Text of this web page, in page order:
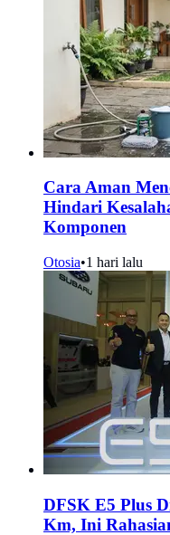
Cara Aman
Hindari
Komponen
Otosia•1 hari lalu
DFSK E5 Plus
Km, Ini